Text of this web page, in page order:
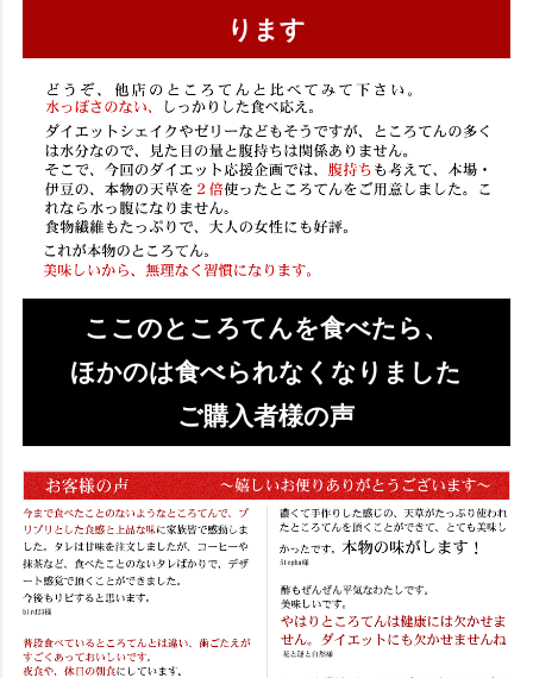
ります
ここのところてんを食べたら、
ほかのは食べられなくなりました
ご購入者様の声